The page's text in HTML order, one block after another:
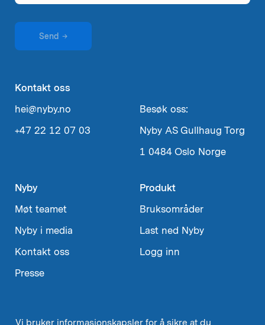
Vi bruker informasjonskapsler for å sikre at du
postadresse
Send →
Kontakt oss
hei@nyby.no
+47 22 12 07 03
Besøk oss:
Nyby AS Gullhaug Torg
1 0484 Oslo Norge
Nyby
Møt teamet
Nyby i media
Kontakt oss
Presse
Produkt
Bruksområder
Last ned Nyby
Logg inn